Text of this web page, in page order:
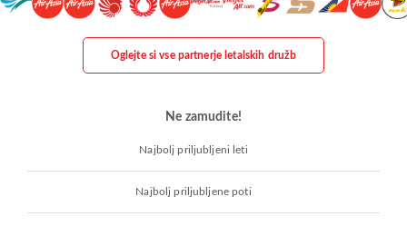
Oglejte si vse partnerje letalskih družb
Ne zamudite!
Najbolj priljubljeni leti
Najbolj priljubljene poti